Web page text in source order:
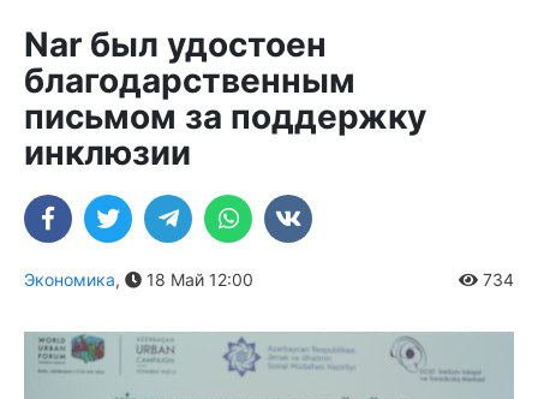
Nar был удостоен
благодарственным
письмом за поддержку
инклюзии
Экономика, 18 Май 12:00 734